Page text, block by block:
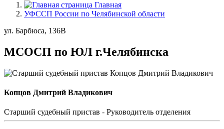
Главная
УФССП России по Челябинской области
ул. Барбюса, 136В
МСОСП по ЮЛ г.Челябинска
Копцов Дмитрий Владикович
Cтарший судебный пристав - Руководитель отделения